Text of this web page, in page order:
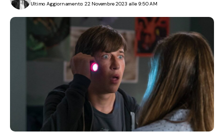
Ultimo Aggiornamento: 22 Novembre 2023 alle 9:50 AM